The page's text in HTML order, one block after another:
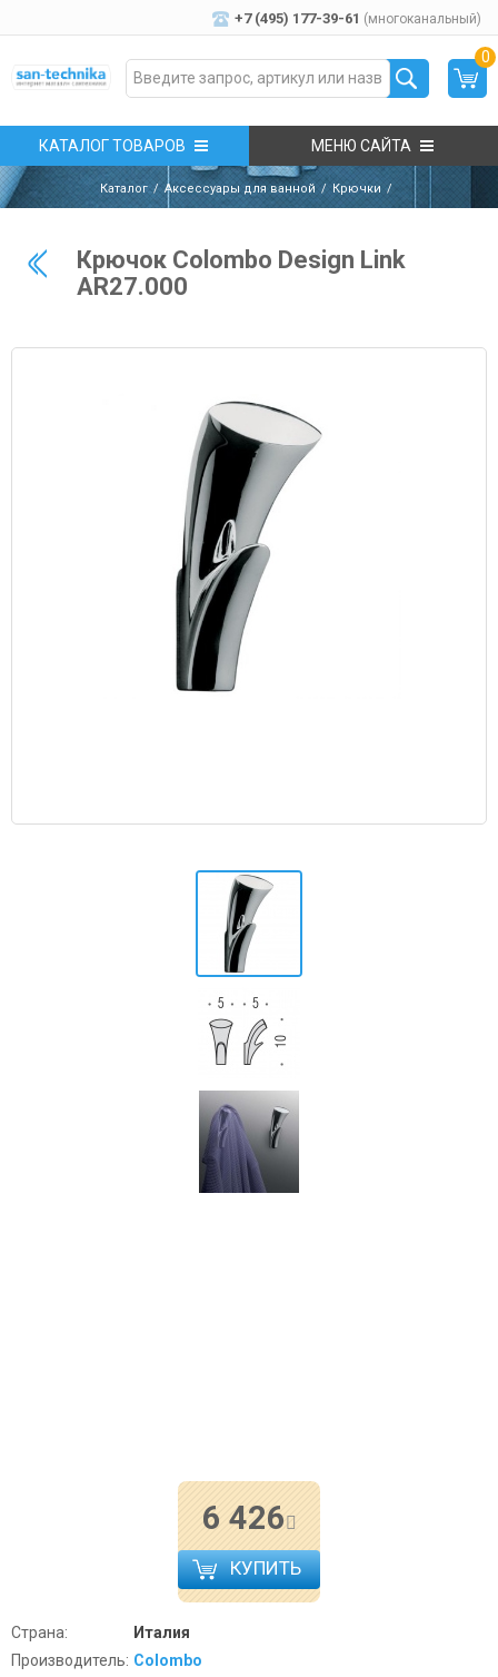
+7 (495) 177-39-61 (многоканальный)
0
КАТАЛОГ ТОВАРОВ МЕНЮ САЙТА
Каталог Аксессуары для ванной Крючки
Крючок Colombo Design Link
AR27.000
6 426
КУПИТЬ
Страна:
Италия
Производитель: Colombo